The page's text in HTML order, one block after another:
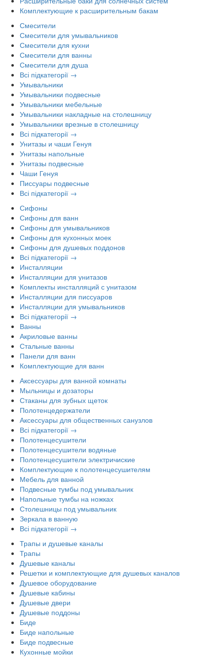
Комплектующие к расширительным бакам
Смесители
Смесители для умывальников
Смесители для кухни
Смесители для ванны
Смесители для душа
Всі підкатегорії →
Умывальники
Умывальники подвесные
Умывальники мебельные
Умывальники накладные на столешницу
Умывальники врезные в столешницу
Всі підкатегорії →
Унитазы и чаши Генуя
Унитазы напольные
Унитазы подвесные
Чаши Генуя
Писсуары подвесные
Всі підкатегорії →
Сифоны
Сифоны для ванн
Сифоны для умывальников
Сифоны для кухонных моек
Сифоны для душевых поддонов
Всі підкатегорії →
Инсталляции
Инсталляции для унитазов
Комплекты инсталляций с унитазом
Инсталляции для писсуаров
Инсталляции для умывальников
Всі підкатегорії →
Ванны
Акриловые ванны
Стальные ванны
Панели для ванн
Комплектующие для ванн
Аксессуары для ванной комнаты
Мыльницы и дозаторы
Стаканы для зубных щеток
Полотенцедержатели
Аксессуары для общественных санузлов
Всі підкатегорії →
Полотенцесушители
Полотенцесушители водяные
Полотенцесушители электричиские
Комплектующие к полотенцесушителям
Мебель для ванной
Подвесные тумбы под умывальник
Напольные тумбы на ножках
Столешницы под умывальник
Зеркала в ванную
Всі підкатегорії →
Трапы и душевые каналы
Трапы
Душевые каналы
Решетки и комплектующие для душевых каналов
Душевое оборудование
Душевые кабины
Душевые двери
Душевые поддоны
Биде
Биде напольные
Биде подвесные
Кухонные мойки